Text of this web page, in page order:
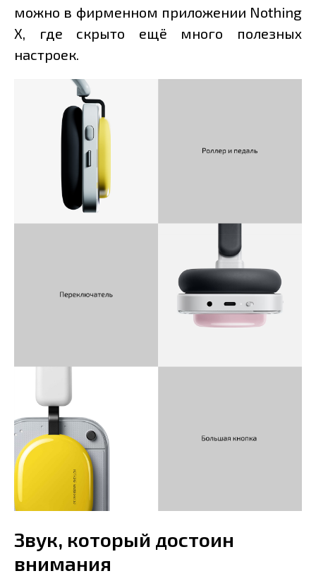
можно в фирменном приложении Nothing
X, где скрыто ещё много полезных
настроек.
Звук, который достоин
внимания